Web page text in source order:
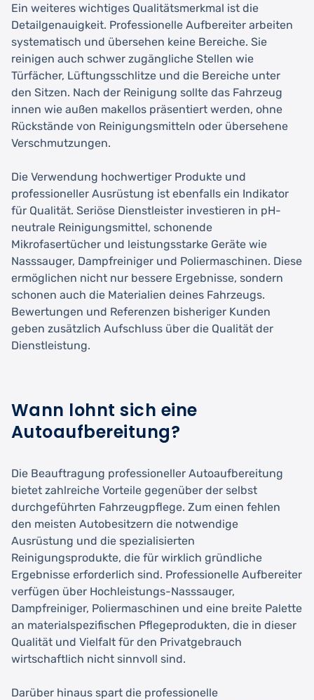
Ein weiteres wichtiges Qualitätsmerkmal ist die
Detailgenauigkeit. Professionelle Aufbereiter arbeiten
systematisch und übersehen keine Bereiche. Sie
reinigen auch schwer zugängliche Stellen wie
Türfächer, Lüftungsschlitze und die Bereiche unter
den Sitzen. Nach der Reinigung sollte das Fahrzeug
innen wie außen makellos präsentiert werden, ohne
Rückstände von Reinigungsmitteln oder übersehene
Verschmutzungen.
Die Verwendung hochwertiger Produkte und
professioneller Ausrüstung ist ebenfalls ein Indikator
für Qualität. Seriöse Dienstleister investieren in pH-
neutrale Reinigungsmittel, schonende
Mikrofasertücher und leistungsstarke Geräte wie
Nasssauger, Dampfreiniger und Poliermaschinen. Diese
ermöglichen nicht nur bessere Ergebnisse, sondern
schonen auch die Materialien deines Fahrzeugs.
Bewertungen und Referenzen bisheriger Kunden
geben zusätzlich Aufschluss über die Qualität der
Dienstleistung.
Wann lohnt sich eine
Autoaufbereitung?
Die Beauftragung professioneller Autoaufbereitung
bietet zahlreiche Vorteile gegenüber der selbst
durchgeführten Fahrzeugpflege. Zum einen fehlen
den meisten Autobesitzern die notwendige
Ausrüstung und die spezialisierten
Reinigungsprodukte, die für wirklich gründliche
Ergebnisse erforderlich sind. Professionelle Aufbereiter
verfügen über Hochleistungs-Nasssauger,
Dampfreiniger, Poliermaschinen und eine breite Palette
an materialspezifischen Pflegeprodukten, die in dieser
Qualität und Vielfalt für den Privatgebrauch
wirtschaftlich nicht sinnvoll sind.
Darüber hinaus spart die professionelle